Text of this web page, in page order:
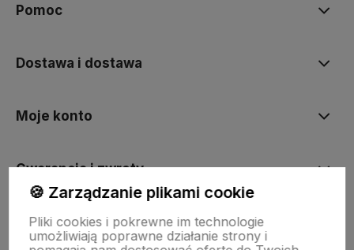
Pomoc
Dostawa i dostawa
Moje konto
Gwarancja i zwroty
O firmie
🍪 Zarządzanie plikami cookie
Pliki cookies i pokrewne im technologie
umożliwiają poprawne działanie strony i